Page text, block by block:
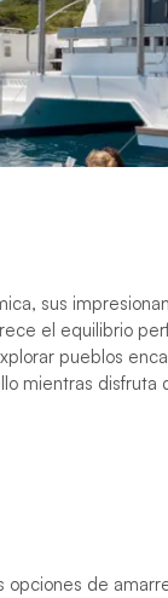
sus
el equilibrio
pueblos
mientras
de